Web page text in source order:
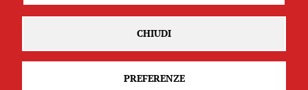
Iscriviti alla newsletter
Attribuzione - Non commerciale - Non opere derivate 2.5 Italia
CHIUDI
PREFERENZE